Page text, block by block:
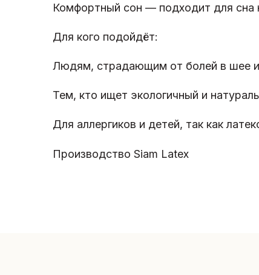
Комфортный сон — подходит для сна
Для кого подойдёт:
Людям, страдающим от болей в шее
Тем, кто ищет экологичный и
Для аллергиков и детей, так как
Производство Siam Latex